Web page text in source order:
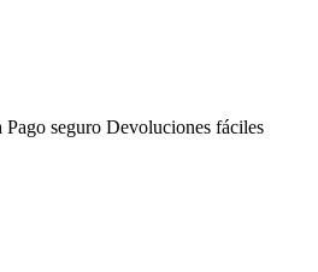
Pago seguro Devoluciones fáciles